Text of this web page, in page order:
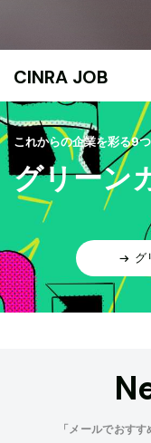
CINRA JOB
これからの企業を彩る9
グリーン
グ
「メールでおす